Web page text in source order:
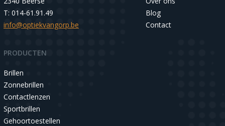
T: 014-61.91.49
info@optiekvangorp.be
Blog
Contact
PRODUCTEN
Brillen
Zonnebrillen
Contactlenzen
Sportbrillen
Gehoortoestellen